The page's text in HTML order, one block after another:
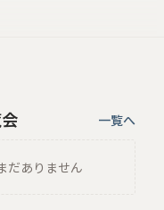
一覧へ
だありません